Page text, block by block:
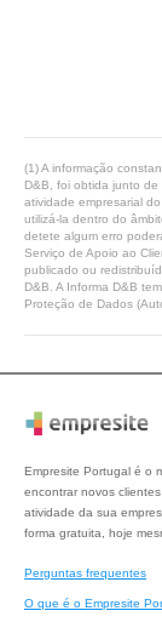
(1) A informação
D&B, foi obtida junto
atividade empresarial
utilizá-la dentro do
detete algum erro
Serviço de Apoio ao
publicado ou
D&B. A Informa D&B
Proteção de Dados
Empresite Portugal é o
encontrar novos
atividade da sua
forma gratuita, hoje
Perguntas frequentes
O que é o Empresite